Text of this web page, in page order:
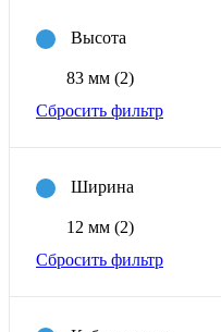
Высота
83 мм (2)
Сбросить фильтр
Ширина
12 мм (2)
Сбросить фильтр